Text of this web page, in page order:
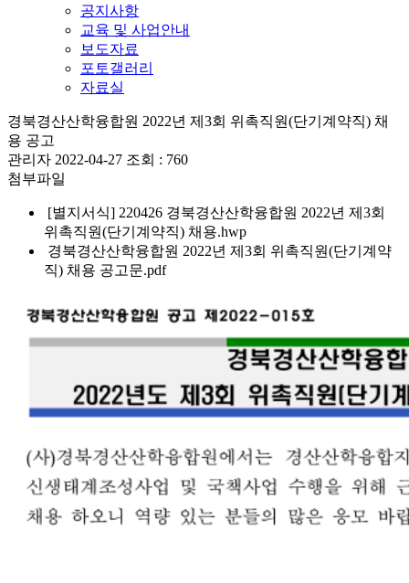
공지사항
교육 및 사업안내
보도자료
포토갤러리
자료실
경북경산산학융합원 2022년 제3회 위촉직원(단기계약직) 채
용 공고
관리자 2022-04-27 조회 : 760
첨부파일
[별지서식] 220426 경북경산산학융합원 2022년 제3회
위촉직원(단기계약직) 채용.hwp
경북경산산학융합원 2022년 제3회 위촉직원(단기계약
직) 채용 공고문.pdf